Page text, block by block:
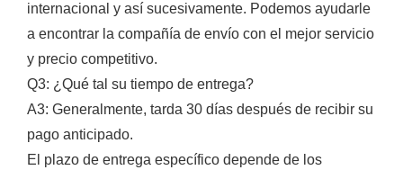
internacional y así sucesivamente. Podemos ayudarle
a encontrar la compañía de envío con el mejor servicio
y precio competitivo.
Q3: ¿Qué tal su tiempo de entrega?
A3: Generalmente, tarda 30 días después de recibir su
pago anticipado.
El plazo de entrega específico depende de los